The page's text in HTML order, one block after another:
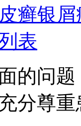
癣银
表
的问
分尊